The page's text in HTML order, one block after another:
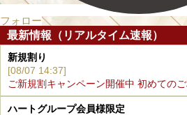
フォロー
最新情報（リアルタイム速報）
新規割り
[08/07 14:37]
ご新規割キャンペーン開催中 初めての
ハートグループ会員様限定